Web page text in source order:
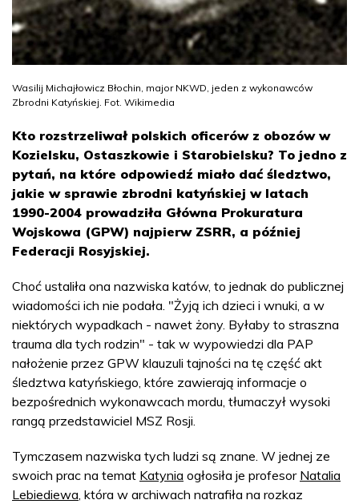
Wasilij Michajłowicz Błochin, major NKWD, jeden z wykonawców
Zbrodni Katyńskiej. Fot. Wikimedia
Kto rozstrzeliwał polskich oficerów z obozów w
Kozielsku, Ostaszkowie i Starobielsku? To jedno z
pytań, na które odpowiedź miało dać śledztwo,
jakie w sprawie zbrodni katyńskiej w latach
1990-2004 prowadziła Główna Prokuratura
Wojskowa (GPW) najpierw ZSRR, a później
Federacji Rosyjskiej.
Choć ustaliła ona nazwiska katów, to jednak do publicznej
wiadomości ich nie podała. "Żyją ich dzieci i wnuki, a w
niektórych wypadkach - nawet żony. Byłaby to straszna
trauma dla tych rodzin" - tak w wypowiedzi dla PAP
nałożenie przez GPW klauzuli tajności na tę część akt
śledztwa katyńskiego, które zawierają informacje o
bezpośrednich wykonawcach mordu, tłumaczył wysoki
rangą przedstawiciel MSZ Rosji.
Tymczasem nazwiska tych ludzi są znane. W jednej ze
swoich prac na temat Katynia ogłosiła je profesor Natalia
Lebiediewa , która w archiwach natrafiła na rozkaz